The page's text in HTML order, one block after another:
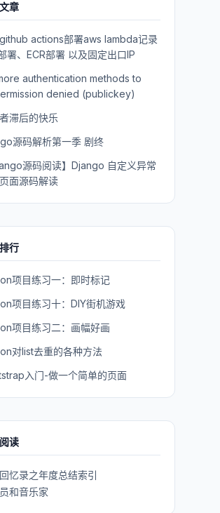
章
actions部署aws lambda记录
署、ECR部署 以及固定出口IP
authentication methods to
denied (publickey)
滞后的快乐
源码解析第一季 剧终
源码阅读】Django 自定义异常
面源码解读
行
项目练习一：即时标记
项目练习十：DIY街机游戏
项目练习二：画幅好画
对list去重的各种方法
入门-做一个简单的页面
读
忆录之年度总结索引
和音乐家